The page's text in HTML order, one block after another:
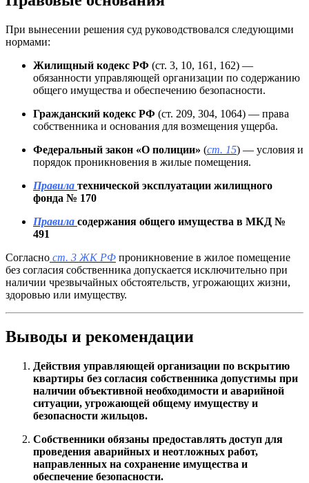
При вынесении решения суд руководствовался следующими
нормами:
Жилищный кодекс РФ (ст. 3, 10, 161, 162) —
обязанности управляющей организации по содержанию
общего имущества и обеспечению безопасности.
Гражданский кодекс РФ (ст. 209, 304, 1064) — права
собственника и основания для возмещения ущерба.
Федеральный закон «О полиции» (ст. 15) — условия и
порядок проникновения в жилые помещения.
Правила технической эксплуатации жилищного
фонда № 170
Правила содержания общего имущества в МКД №
491
Согласно ст. 3 ЖК РФ проникновение в жилое помещение
без согласия собственника допускается исключительно при
наличии чрезвычайных обстоятельств, угрожающих жизни,
здоровью или имуществу.
Выводы и рекомендации
Действия управляющей организации по вскрытию
квартиры без согласия собственника допустимы при
наличии объективной необходимости и аварийной
ситуации, угрожающей общему имуществу и
безопасности жильцов.
Собственники обязаны предоставлять доступ для
проведения аварийных и неотложных работ,
направленных на сохранение имущества и
обеспечение безопасности.